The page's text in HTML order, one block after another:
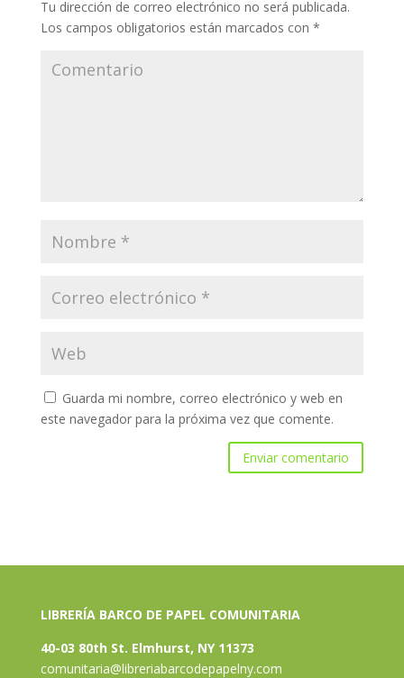
Tu dirección de correo electrónico no será publicada.
Los campos obligatorios están marcados con *
Guarda mi nombre, correo electrónico y web en
este navegador para la próxima vez que comente.
LIBRERÍA BARCO DE PAPEL COMUNITARIA
40-03 80th St. Elmhurst, NY 11373
comunitaria@libreriabarcodepapelny.com